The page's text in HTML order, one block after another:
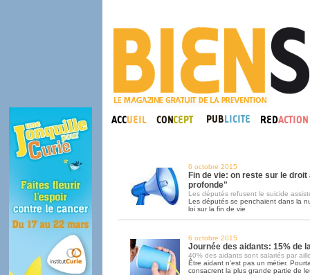
6 octobre 2015
Fin de vie: on reste sur le
profonde"
Les députés refusent le suicide
Les députés se penchaient dans la
loi sur la fin de vie
6 octobre 2015
Journée des aidants: 15% de
40% des aidants sont salariés par
Être aidant n'est pas un métier.
consacrent la plus grande partie de